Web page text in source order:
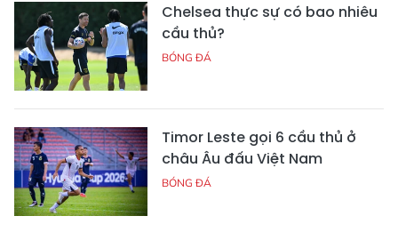
Chelsea thực sự có bao nhiêu
cầu thủ?
BÓNG ĐÁ
Timor Leste gọi 6 cầu thủ ở
châu Âu đấu Việt Nam
BÓNG ĐÁ